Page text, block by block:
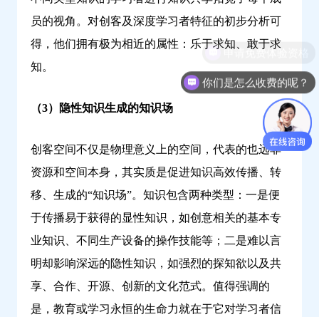
员的视角。对创客及深度学习者特征的初步分析可
得，他们拥有极为相近的属性：乐于求知、敢于求
知。
（3）隐性知识生成的知识场
创客空间不仅是物理意义上的空间，代表的也远非
资源和空间本身，其实质是促进知识高效传播、转
移、生成的“知识场”。知识包含两种类型：一是便
于传播易于获得的显性知识，如创意相关的基本专
业知识、不同生产设备的操作技能等；二是难以言
明却影响深远的隐性知识，如强烈的探知欲以及共
享、合作、开源、创新的文化范式。值得强调的
是，教育或学习永恒的生命力就在于它对学习者信
你们是怎么收费的呢？